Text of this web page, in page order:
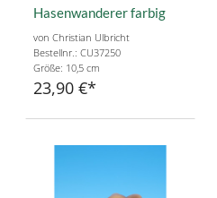
Hasenwanderer farbig
von Christian Ulbricht
Bestellnr.: CU37250
Größe: 10,5 cm
23,90 €